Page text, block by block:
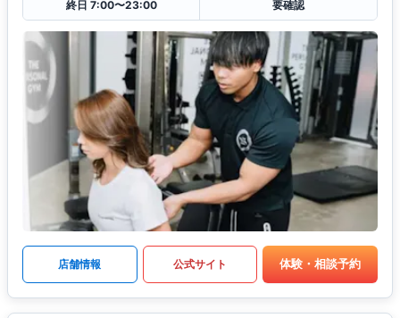
終日 7:00〜23:00 要確認
店舗情報 公式サイト 体験・相談予約